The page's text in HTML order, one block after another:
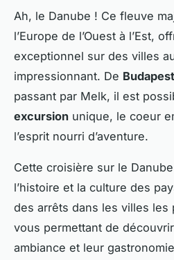
Ah, le Danube ! Ce fleuve
l’Europe de l’Ouest à l’Est,
exceptionnel sur des villes
impressionnant. De Budapest
passant par Melk, il est
excursion unique, le coeur
l’esprit nourri d’aventure.
Cette croisière sur le
l’histoire et la culture des
des arrêts dans les villes les
vous permettant de
ambiance et leur